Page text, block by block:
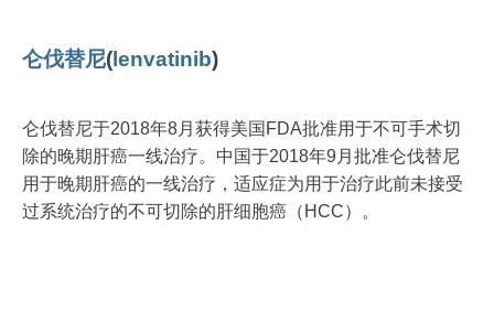
仑伐替尼( lenvatinib)
仑伐替尼于2018年8月获得美国FDA批准用于不可手术切
除的晚期肝癌一线治疗。中国于2018年9月批准仑伐替尼
用于晚期肝癌的一线治疗，适应症为用于治疗此前未接受
过系统治疗的不可切除的肝细胞癌（HCC）。